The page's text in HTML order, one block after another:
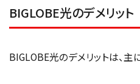
BIGLOBE光のデメリット
BIGLOBE光のデメリットは、主